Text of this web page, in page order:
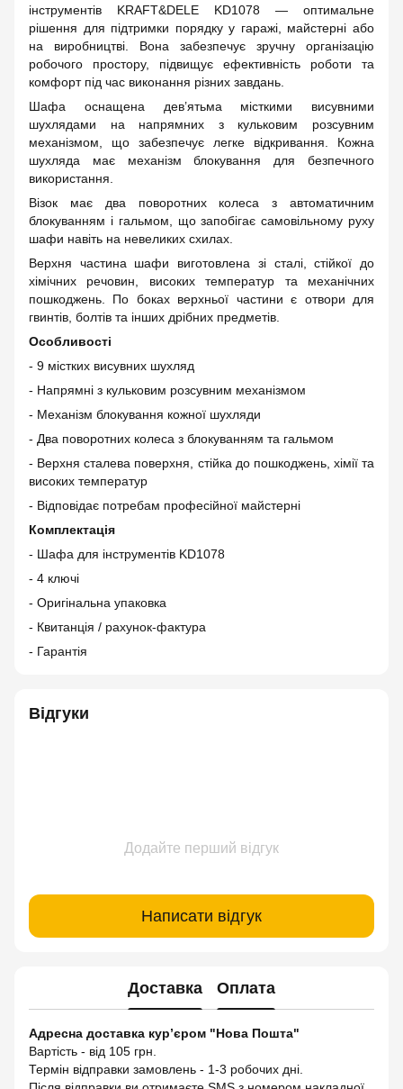
інструментів KRAFT&DELE KD1078 — оптимальне
рішення для підтримки порядку у гаражі, майстерні або
на виробництві. Вона забезпечує зручну організацію
робочого простору, підвищує ефективність роботи та
комфорт під час виконання різних завдань.
Шафа оснащена дев’ятьма місткими висувними
шухлядами на напрямних з кульковим розсувним
механізмом, що забезпечує легке відкривання. Кожна
шухляда має механізм блокування для безпечного
використання.
Візок має два поворотних колеса з автоматичним
блокуванням і гальмом, що запобігає самовільному руху
шафи навіть на невеликих схилах.
Верхня частина шафи виготовлена зі сталі, стійкої до
хімічних речовин, високих температур та механічних
пошкоджень. По боках верхньої частини є отвори для
гвинтів, болтів та інших дрібних предметів.
Особливості
- 9 містких висувних шухляд
- Напрямні з кульковим розсувним механізмом
- Механізм блокування кожної шухляди
- Два поворотних колеса з блокуванням та гальмом
- Верхня сталева поверхня, стійка до пошкоджень, хімії та
високих температур
- Відповідає потребам професійної майстерні
Комплектація
- Шафа для інструментів KD1078
- 4 ключі
- Оригінальна упаковка
- Квитанція / рахунок-фактура
- Гарантія
Відгуки
Додайте перший відгук
Написати відгук
Доставка Оплата
Адресна доставка кур’єром "Нова Пошта"
Вартість - від 105 грн.
Термін відправки замовлень - 1-3 робочих дні.